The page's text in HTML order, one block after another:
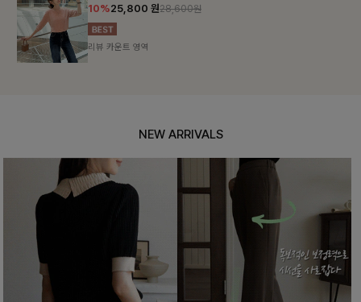
10%25,800원28,600원
리뷰 카운트 영역
NEW ARRIVALS